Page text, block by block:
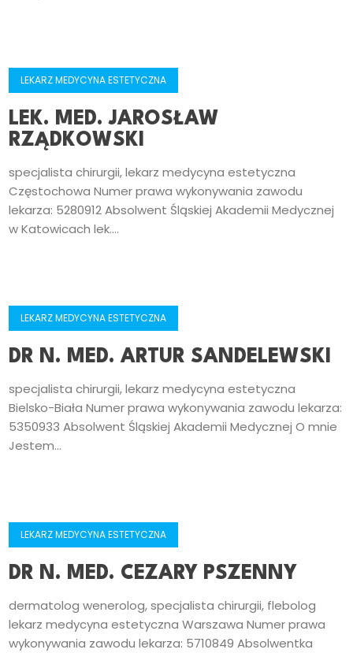
LEKARZ MEDYCYNA ESTETYCZNA
LEK. MED. JAROSŁAW
RZĄDKOWSKI
specjalista chirurgii, lekarz medycyna estetyczna
Częstochowa Numer prawa wykonywania zawodu
lekarza: 5280912 Absolwent Śląskiej Akademii Medycznej
w Katowicach lek....
LEKARZ MEDYCYNA ESTETYCZNA
DR N. MED. ARTUR SANDELEWSKI
specjalista chirurgii, lekarz medycyna estetyczna
Bielsko-Biała Numer prawa wykonywania zawodu lekarza:
5350933 Absolwent Śląskiej Akademii Medycznej O mnie
Jestem...
LEKARZ MEDYCYNA ESTETYCZNA
DR N. MED. CEZARY PSZENNY
dermatolog wenerolog, specjalista chirurgii, flebolog
lekarz medycyna estetyczna Warszawa Numer prawa
wykonywania zawodu lekarza: 5710849 Absolwentka